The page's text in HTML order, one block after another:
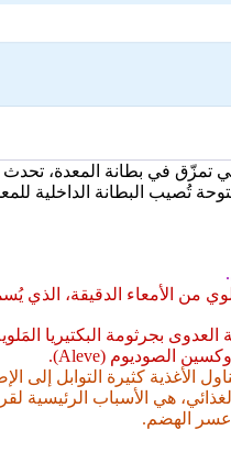
تمزّق في بطانة المعدة،
البطانة الداخلية
من الأمعاء الدقيقة، الذي
كثيرة التوابل إلى
عسر الهضم.